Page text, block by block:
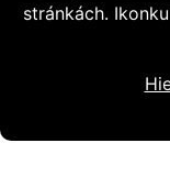
stránkách.